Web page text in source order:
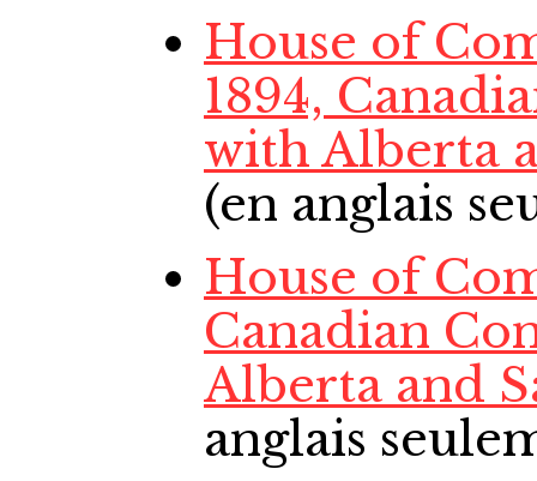
House of
1894,
with Alberta
(en anglais
House of
Canadian
Alberta and
anglais